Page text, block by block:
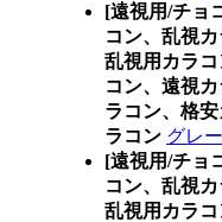
[遠視用/チョ
コン、乱視
乱視用カラ
コン、遠視
ラコン、格
ラコン グレ
[遠視用/チョ
コン、乱視
乱視用カラ